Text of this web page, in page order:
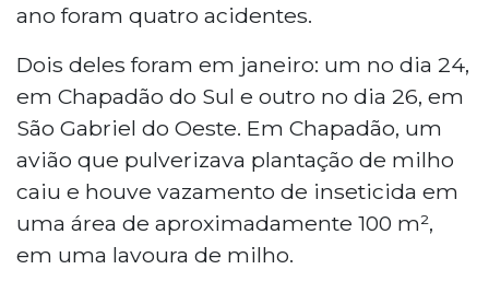
ano foram quatro acidentes.
Dois deles foram em janeiro: um no dia 24,
em Chapadão do Sul e outro no dia 26, em
São Gabriel do Oeste. Em Chapadão, um
avião que pulverizava plantação de milho
caiu e houve vazamento de inseticida em
uma área de aproximadamente 100 m²,
em uma lavoura de milho.